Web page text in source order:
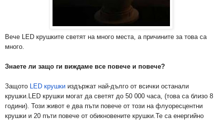
Вече LED крушките светят на много места, а причините за това са
много.
Знаете ли защо ги виждаме все повече и повече?
Защото LED крушки издържат най-дълго от всички останали
крушки.LED крушки могат да светят до 50 000 часа, (това са близо 8
години). Този живот е два пъти повече от този на флуоресцентни
крушки и 20 пъти повече от обикновените крушки.Те са енергийно